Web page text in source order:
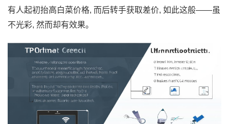
有人起初抬高白菜‌价格,‍ 而后转手获‍取差价, 如此这般——虽
不​光彩, 然而却有效果。